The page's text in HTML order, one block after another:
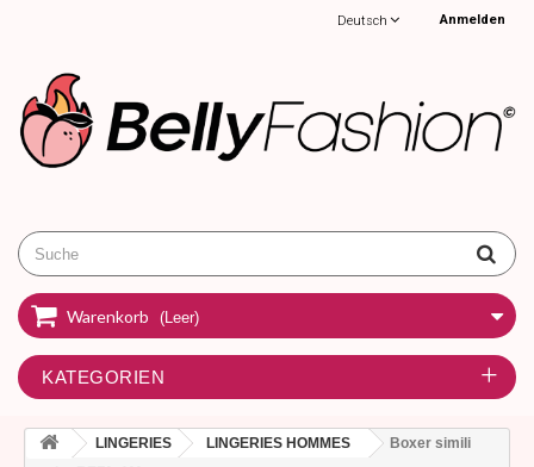
Anmelden
Deutsch
Warenkorb (Leer)
KATEGORIEN
LINGERIES LINGERIES HOMMES
Boxer simili